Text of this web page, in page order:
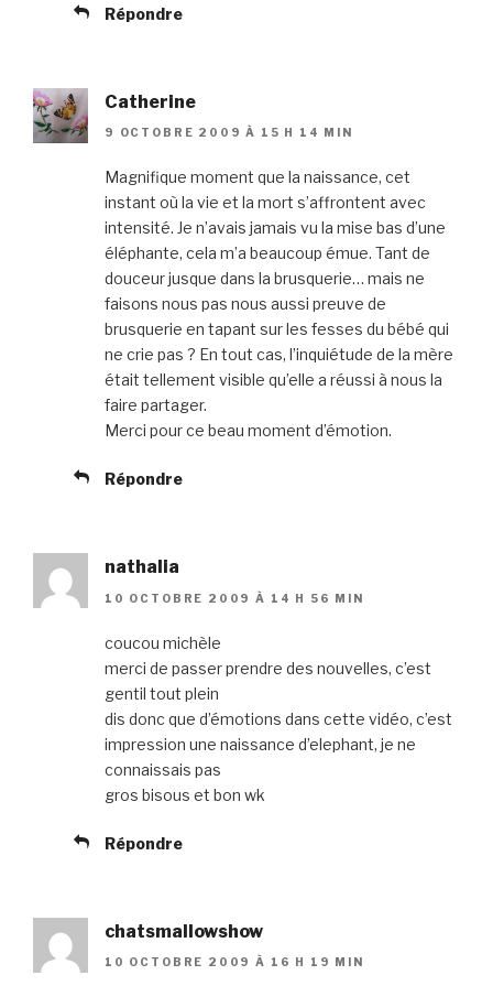
Répondre
Catherine
9 OCTOBRE 2009 À 15 H 14 MIN
Magnifique moment que la naissance, cet
instant où la vie et la mort s’affrontent avec
intensité. Je n’avais jamais vu la mise bas d’une
éléphante, cela m’a beaucoup émue. Tant de
douceur jusque dans la brusquerie… mais ne
faisons nous pas nous aussi preuve de
brusquerie en tapant sur les fesses du bébé qui
ne crie pas ? En tout cas, l’inquiétude de la mère
était tellement visible qu’elle a réussi à nous la
faire partager.
Merci pour ce beau moment d’émotion.
Répondre
nathalia
10 OCTOBRE 2009 À 14 H 56 MIN
coucou michèle
merci de passer prendre des nouvelles, c’est
gentil tout plein
dis donc que d’émotions dans cette vidéo, c’est
impression une naissance d’elephant, je ne
connaissais pas
gros bisous et bon wk
Répondre
chatsmallowshow
10 OCTOBRE 2009 À 16 H 19 MIN